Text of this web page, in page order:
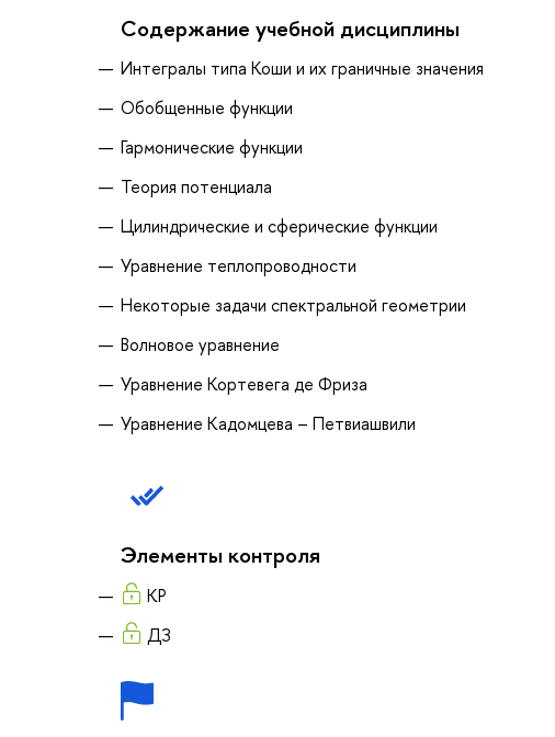
Содержание учебной дисциплины
Интегралы типа Коши и их граничные значения
Обобщенные функции
Гармонические функции
Теория потенциала
Цилиндрические и сферические функции
Уравнение теплопроводности
Некоторые задачи спектральной геометрии
Волновое уравнение
Уравнение Кортевега де Фриза
Уравнение Кадомцева – Петвиашвили
Элементы контроля
КР
ДЗ